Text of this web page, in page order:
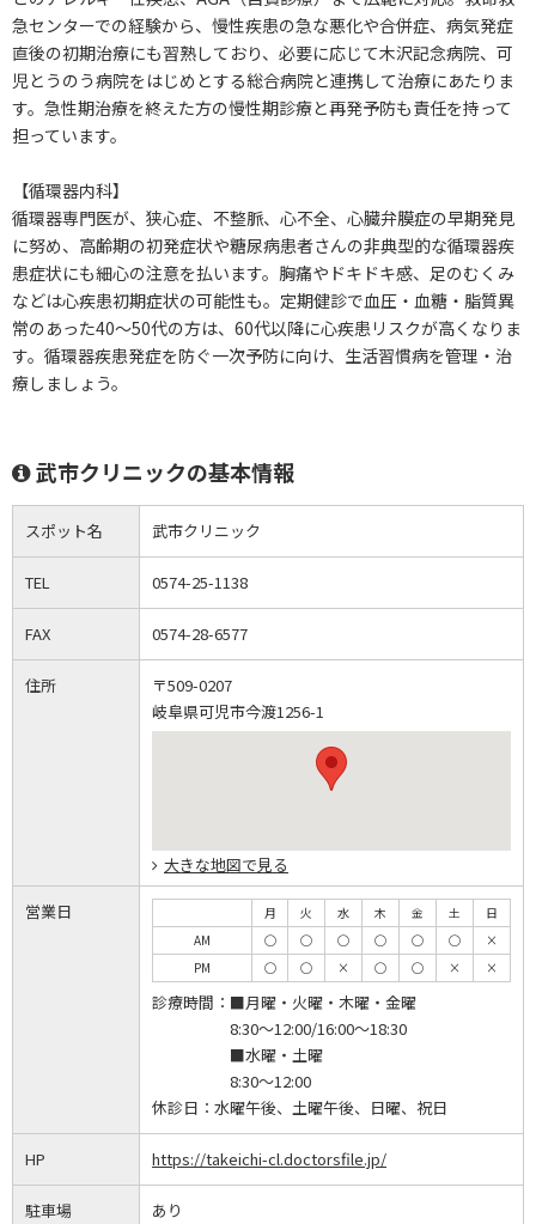
急センターでの経験から、慢性疾患の急な悪化や合併症、病気発症
直後の初期治療にも習熟しており、必要に応じて木沢記念病院、可
児とうのう病院をはじめとする総合病院と連携して治療にあたりま
す。急性期治療を終えた方の慢性期診療と再発予防も責任を持って
担っています。
【循環器内科】
循環器専門医が、狭心症、不整脈、心不全、心臓弁膜症の早期発見
に努め、高齢期の初発症状や糖尿病患者さんの非典型的な循環器疾
患症状にも細心の注意を払います。胸痛やドキドキ感、足のむくみ
などは心疾患初期症状の可能性も。定期健診で血圧・血糖・脂質異
常のあった40～50代の方は、60代以降に心疾患リスクが高くなりま
す。循環器疾患発症を防ぐ一次予防に向け、生活習慣病を管理・治
療しましょう。
武市クリニックの基本情報
スポット名 武市クリニック
TEL 0574-25-1138
FAX 0574-28-6577
住所
〒509-0207
岐阜県可児市今渡1256-1
大きな地図で見る
営業日 月 火 水 木 金 土
日
AM
◯ ◯ ◯ ◯ ◯ ◯
×
PM
◯ ◯ × ◯ ◯ × ×
診療時間： ■月曜・火曜・木曜・金曜
8:30～12:00/16:00～18:30
■水曜・土曜
8:30～12:00
休診日： 水曜午後、土曜午後、日曜、祝日
HP https://takeichi-cl.doctorsfile.jp/
駐車場 あり